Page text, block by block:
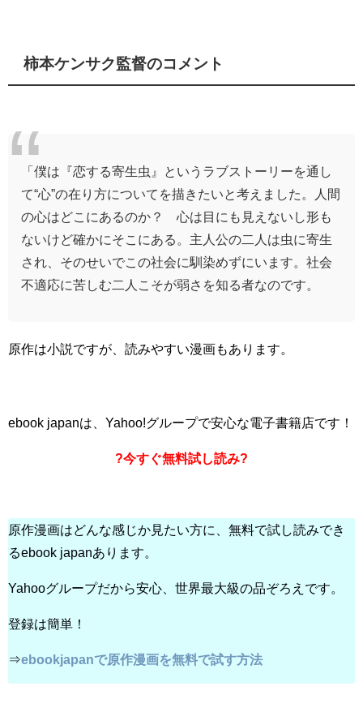
柿本ケンサク監督のコメント
「僕は『恋する寄生虫』というラブストーリーを通し
て“心”の在り方についてを描きたいと考えました。人間
の心はどこにあるのか？ 心は目にも見えないし形も
ないけど確かにそこにある。主人公の二人は虫に寄生
され、そのせいでこの社会に馴染めずにいます。社会
不適応に苦しむ二人こそが弱さを知る者なのです。
原作は小説ですが、読みやすい漫画もあります。
ebook japanは、Yahoo!グループで安心な電子書籍店です！
?今すぐ無料試し読み?
原作漫画はどんな感じか見たい方に、無料で試し読みでき
るebook japanあります。
Yahooグループだから安心、世界最大級の品ぞろえです。
登録は簡単！
⇒ebookjapanで原作漫画を無料で試す方法